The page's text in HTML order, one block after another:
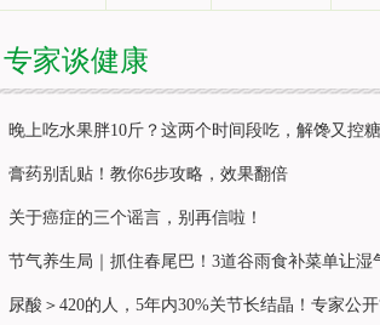
专家谈健康
晚上吃水果胖10斤？这两个时间段吃，解馋又控糖
膏药别乱贴！教你6步攻略，效果翻倍
关于癌症的三个谣言，别再信啦！
节气养生局｜抓住春尾巴！3道谷雨食补菜单让湿
尿酸＞420的人，5年内30%关节长结晶！专家公